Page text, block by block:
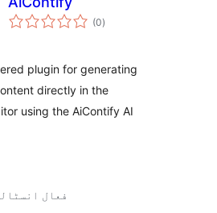
(0مجموعی
درجہ
)
plugin for generating
directly in the
using the AiContify AI
20+ فعال